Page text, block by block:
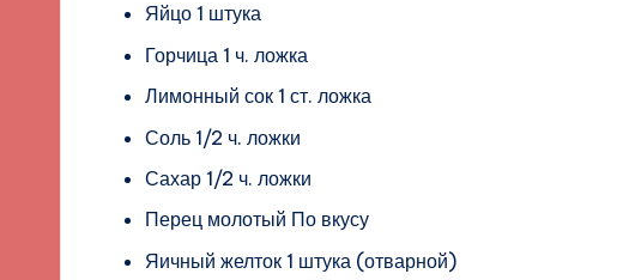
Яйцо 1 штука
Горчица 1 ч. ложка
Лимонный сок 1 ст. ложка
Соль 1/2 ч. ложки
Сахар 1/2 ч. ложки
Перец молотый По вкусу
Яичный желток 1 штука (отварной)